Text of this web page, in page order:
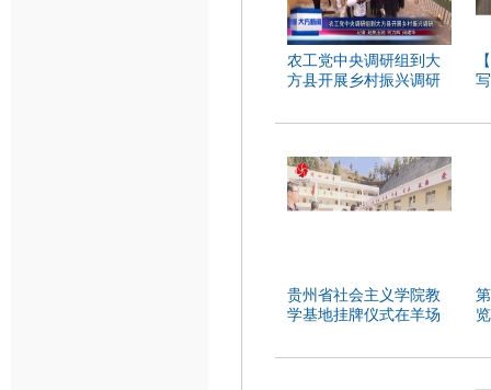
农工党中央调研组到大
方县开展乡村振兴调研
贵州省社会主义学院教
学基地挂牌仪式在羊场